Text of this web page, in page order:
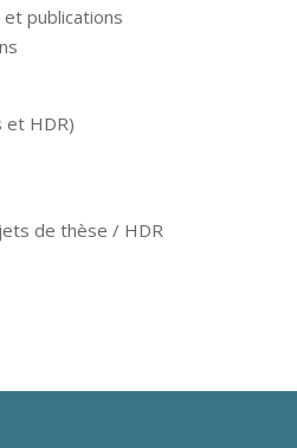
publications
et HDR)
de thèse / HDR